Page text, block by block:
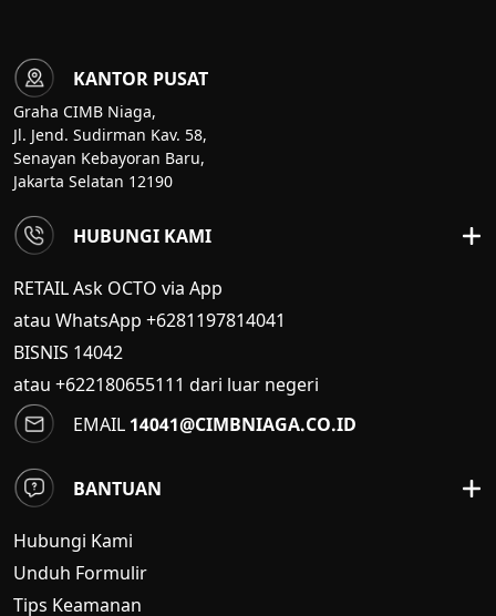
KANTOR PUSAT
Graha CIMB Niaga,
Jl. Jend. Sudirman Kav. 58,
Senayan Kebayoran Baru,
Jakarta Selatan 12190
HUBUNGI KAMI
RETAIL Ask OCTO via App
atau WhatsApp +6281197814041
BISNIS 14042
atau +622180655111 dari luar negeri
EMAIL 14041@CIMBNIAGA.CO.ID
BANTUAN
Hubungi Kami
Unduh Formulir
Tips Keamanan